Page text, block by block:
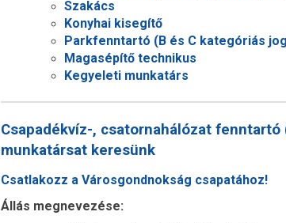
Szakács
Konyhai kisegítő
Parkfenntartó (B és C kategóriás
Magasépítő technikus
Kegyeleti munkatárs
Csapadékvíz-, csatornahálózat
munkatársat keresünk
Csatlakozz a Városgondnokság csapatához!
Állás megnevezése: